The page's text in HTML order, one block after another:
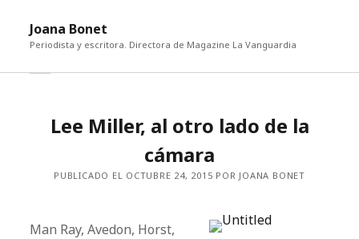
Joana Bonet
Periodista y escritora. Directora de Magazine La Vanguardia
lateralLee Miller, al otro lado de la
cámara
PUBLICADO EL OCTUBRE 24, 2015 POR JOANA BONET
Man Ray, Avedon, Horst,